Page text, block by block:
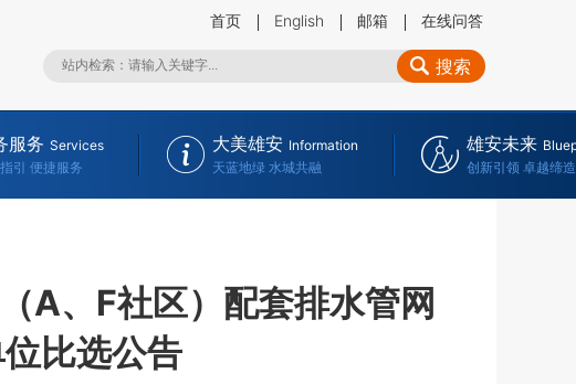
首页 English 邮箱 在线问答
搜索
服务 Services
引 便捷服务
大美雄安 Information
天蓝地绿 水城共融
雄安未来
创新引领 卓越缔造
A、F社区）配套排水管网
比选公告